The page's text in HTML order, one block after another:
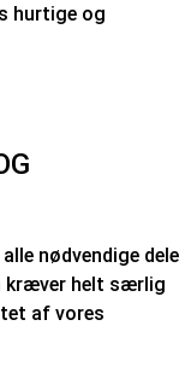
hurtige og
nødvendige dele
kræver helt særlig
af vores